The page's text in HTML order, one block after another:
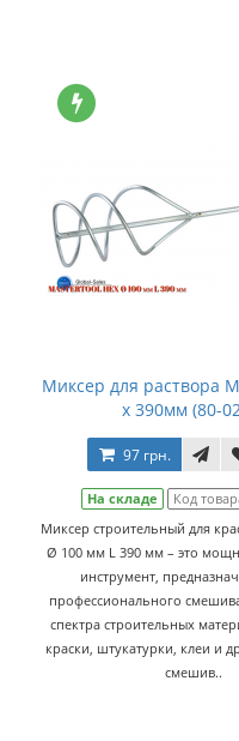
Миксер для раствора
x 390мм (80-
97 грн.
На складе Код
Миксер строительный для
Ø 100 мм L 390 мм – это
инструмент,
профессионального
спектра строительных
краски, штукатурки, клеи и
смешив..